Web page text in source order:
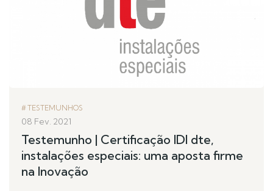
TESTEMUNHOS
08 Fev. 2021
Testemunho | Certificação IDI dte,
instalações especiais: uma aposta firme
na Inovação